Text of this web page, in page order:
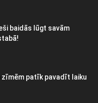
baidās lūgt savām
zīmēm patīk pavadīt laiku